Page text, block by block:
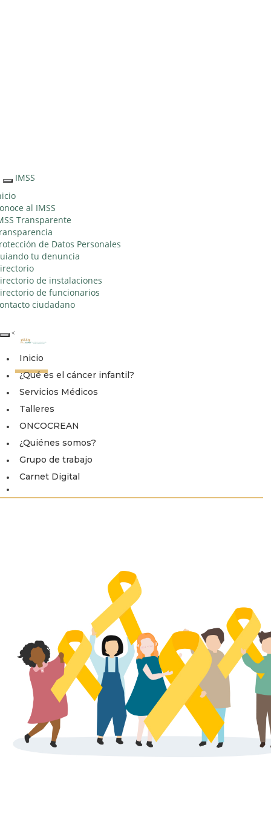
Interruptor
de
Navegación
IMSS
al IMSS
Transparente
de Datos Personales
tu denuncia
de instalaciones
de funcionarios
ciudadano
<
Inicio
¿Qué es el cáncer infantil?
Servicios Médicos
Talleres
ONCOCREAN
¿Quiénes somos?
Grupo de trabajo
Carnet Digital